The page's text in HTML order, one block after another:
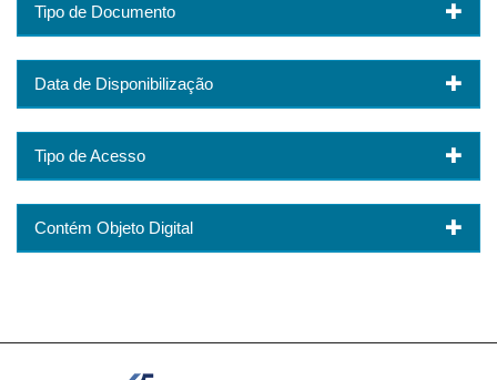
Tipo de Documento
Data de Disponibilização
Tipo de Acesso
Contém Objeto Digital